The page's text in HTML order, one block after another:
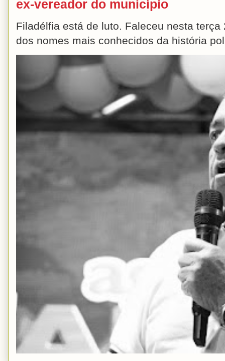
ex-vereador do município
Filadélfia está de luto. Faleceu nesta
dos nomes mais conhecidos da história